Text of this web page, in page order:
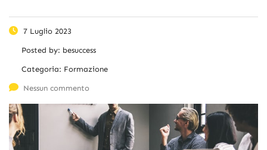
7 Luglio 2023
Posted by: besuccess
Categoria: Formazione
Nessun commento